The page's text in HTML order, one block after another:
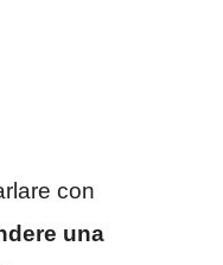
con
una